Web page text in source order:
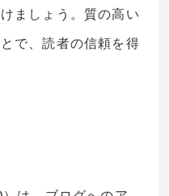
ましょう。質の高い
で、読者の信頼を得